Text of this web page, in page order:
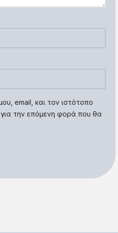
email, και τον ιστότοπο
την επόμενη φορά που θα